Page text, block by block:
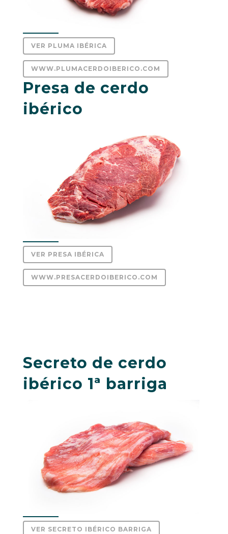
VER PLUMA IBÉRICA
WWW.PLUMACERDOIBERICO.COM
Presa de cerdo
ibérico
VER PRESA IBÉRICA
WWW.PRESACERDOIBERICO.COM
Secreto de cerdo
ibérico 1ª barriga
VER SECRETO IBÉRICO BARRIGA